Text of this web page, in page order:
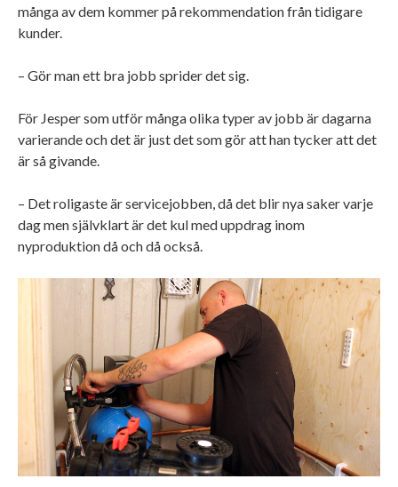
många av dem kommer på rekommendation från tidigare
kunder.
– Gör man ett bra jobb sprider det sig.
För Jesper som utför många olika typer av jobb är dagarna
varierande och det är just det som gör att han tycker att det
är så givande.
– Det roligaste är servicejobben, då det blir nya saker varje
dag men självklart är det kul med uppdrag inom
nyproduktion då och då också.